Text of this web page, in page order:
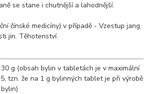
se stane i chutnější a lahodnější.
čínské medicíny) v případě - Vzestup jang
jin. Těhotenství.
g (obsah bylin v tabletách je v maximální
tzn. že na 1 g bylinných tablet je při výrobě